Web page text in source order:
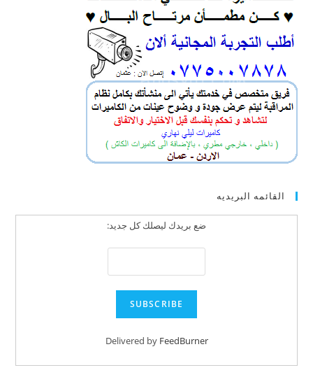
القائمه البريديه
ضع بريدك ليصلك كل جديد:
Delivered by FeedBurner